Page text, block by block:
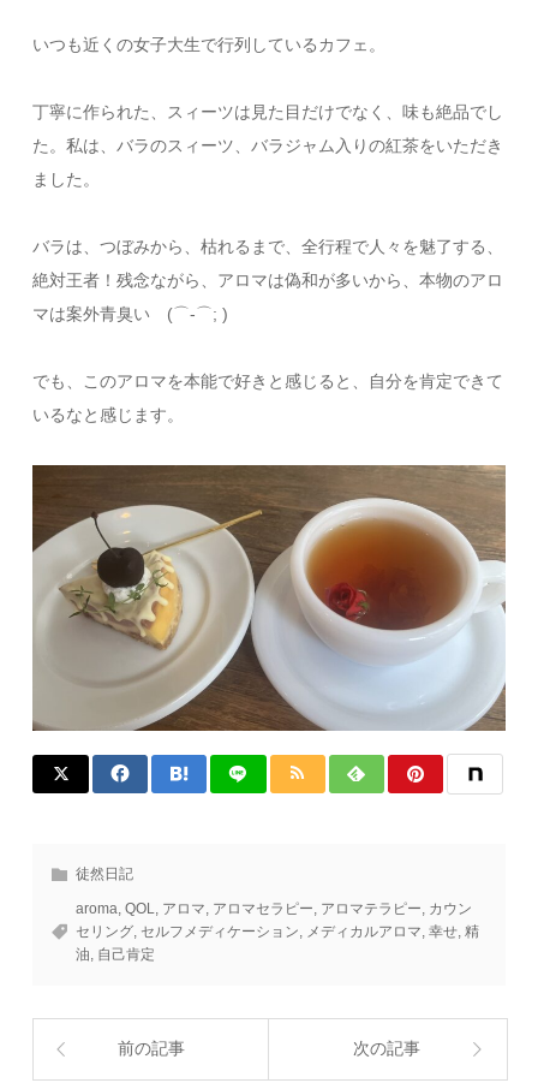
いつも近くの女子大生で行列しているカフェ。
丁寧に作られた、スィーツは見た目だけでなく、味も絶品でし
た。私は、バラのスィーツ、バラジャム入りの紅茶をいただき
ました。
バラは、つぼみから、枯れるまで、全行程で人々を魅了する、
絶対王者！残念ながら、アロマは偽和が多いから、本物のアロ
マは案外青臭い (⌒-⌒; )
でも、このアロマを本能で好きと感じると、自分を肯定できて
いるなと感じます。
徒然日記
aroma,QOL, アロマ, アロマセラピー, アロマテラピー, カウン
セリング, セルフメディケーション, メディカルアロマ,幸せ,精
油, 自己肯定
前の記事 次の記事